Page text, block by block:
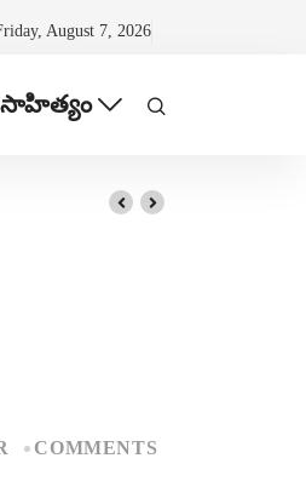
August 7, 2026
సాహిత్యం
COMMENTS